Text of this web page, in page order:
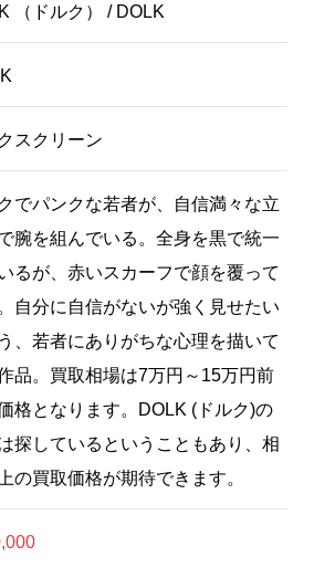
（ドルク） / DOLK
スクリーン
でパンクな若者が、自信満々な立
腕を組んでいる。全身を黒で統一
るが、赤いスカーフで顔を覆って
自分に自信がないが強く見せたい
、若者にありがちな心理を描いて
品。買取相場は7万円～15万円前
格となります。DOLK (ドルク)の
探しているということもあり、相
の買取価格が期待できます。